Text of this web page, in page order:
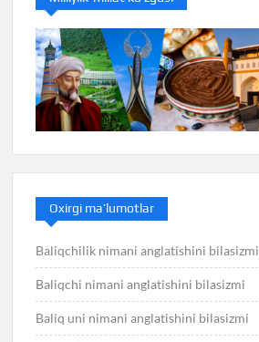
Oxirgi ma’lumotlar
Baliqchilik nimani anglatishini bilasizmi
Baliqchi nimani anglatishini bilasizmi
Baliq uni nimani anglatishini bilasizmi